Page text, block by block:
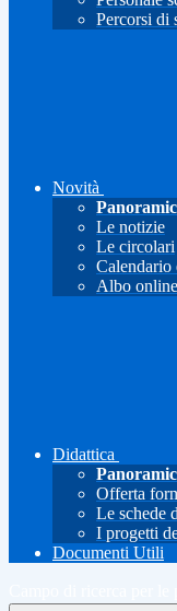
Percorsi di
Novità
Le notizie
Le circolari
Calendario
Albo online
Didattica
Offerta
Le schede
I progetti
Documenti Utili